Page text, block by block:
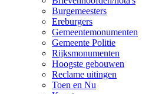
Burgemeesters
Ereburgers
Gemeentemonumenten
Gemeente Politie
Rijksmonumenten
Hoogste gebouwen
Reclame uitingen
Toen en Nu